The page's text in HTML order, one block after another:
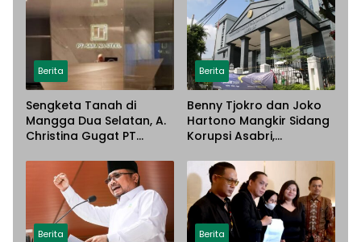
Berita
Sengketa Tanah di
Mangga Dua Selatan, A.
Christina Gugat PT
Dugaan Penyerobotan
Lahan
Berita
Benny Tjokro dan Joko
Hartono Mangkir Sidang
Korupsi Asabri,
Paksa
Berita Berita